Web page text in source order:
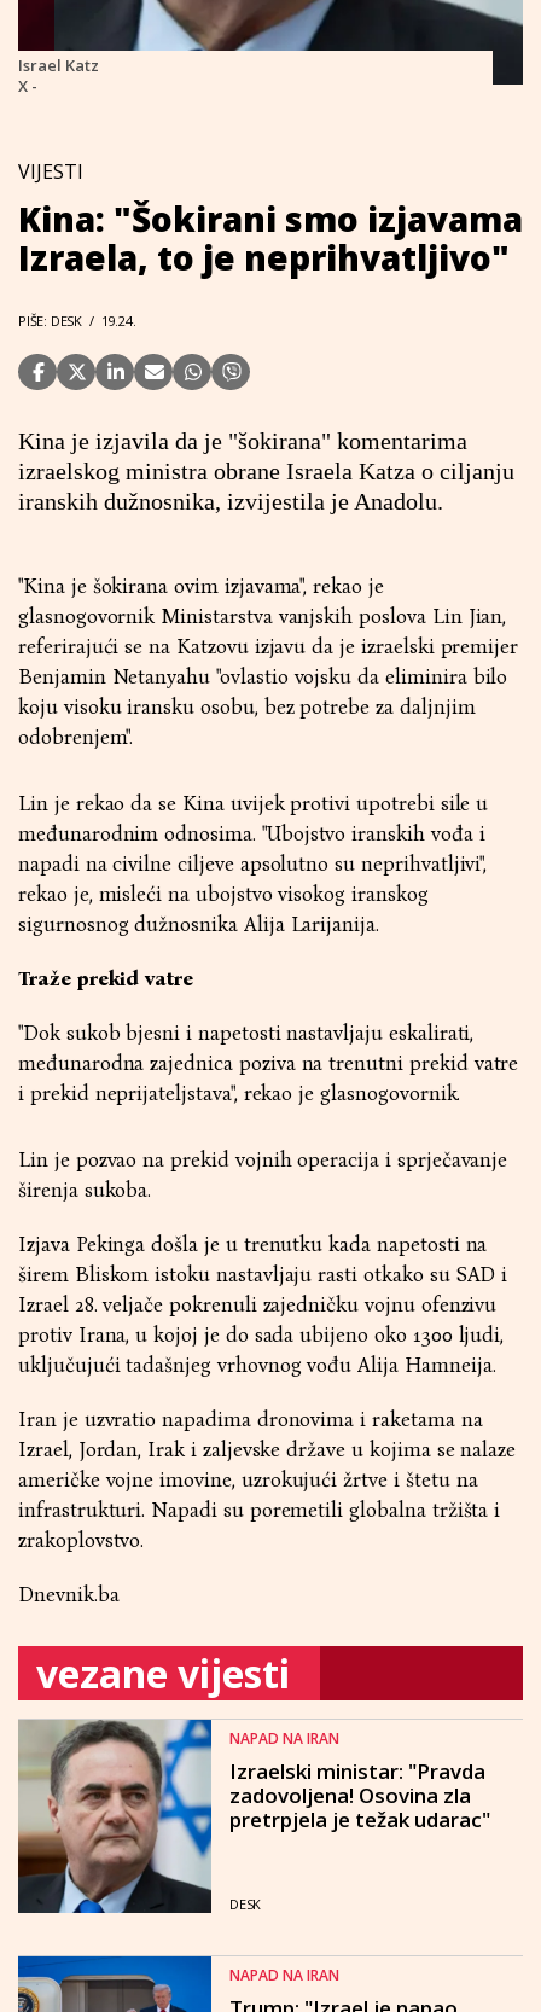
Israel Katz
X -
VIJESTI
Kina: "Šokirani smo izjavama
Izraela, to je neprihvatljivo"
PIŠE: DESK / 19.24.
Kina je izjavila da je "šokirana" komentarima
izraelskog ministra obrane Israela Katza o ciljanju
iranskih dužnosnika, izvijestila je Anadolu.
"Kina je šokirana ovim izjavama", rekao je
glasnogovornik Ministarstva vanjskih poslova Lin Jian,
referirajući se na Katzovu izjavu da je izraelski premijer
Benjamin Netanyahu "ovlastio vojsku da eliminira bilo
koju visoku iransku osobu, bez potrebe za daljnjim
odobrenjem".
Lin je rekao da se Kina uvijek protivi upotrebi sile u
međunarodnim odnosima. "Ubojstvo iranskih vođa i
napadi na civilne ciljeve apsolutno su neprihvatljivi",
rekao je, misleći na ubojstvo visokog iranskog
sigurnosnog dužnosnika Alija Larijanija.
Traže prekid vatre
"Dok sukob bjesni i napetosti nastavljaju eskalirati,
međunarodna zajednica poziva na trenutni prekid vatre
i prekid neprijateljstava", rekao je glasnogovornik.
Lin je pozvao na prekid vojnih operacija i sprječavanje
širenja sukoba.
Izjava Pekinga došla je u trenutku kada napetosti na
širem Bliskom istoku nastavljaju rasti otkako su SAD i
Izrael 28. veljače pokrenuli zajedničku vojnu ofenzivu
protiv Irana, u kojoj je do sada ubijeno oko 1300 ljudi,
uključujući tadašnjeg vrhovnog vođu Alija Hamneija.
Iran je uzvratio napadima dronovima i raketama na
Izrael, Jordan, Irak i zaljevske države u kojima se nalaze
američke vojne imovine, uzrokujući žrtve i štetu na
infrastrukturi. Napadi su poremetili globalna tržišta i
zrakoplovstvo.
Dnevnik.ba
vezane vijesti
NAPAD NA IRAN
Izraelski ministar: "Pravda
zadovoljena! Osovina zla
pretrpjela je težak udarac"
DESK
NAPAD NA IRAN